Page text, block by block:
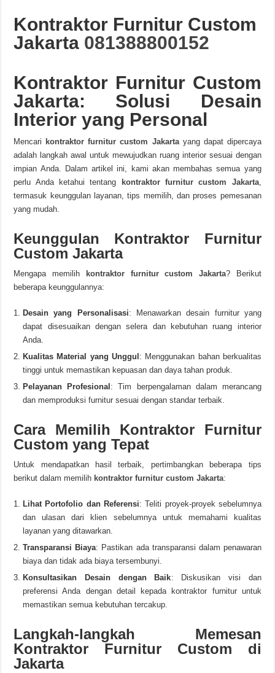
Kontraktor Furnitur Custom
Jakarta 081388800152
Kontraktor Furnitur Custom
Jakarta: Solusi Desain
Interior yang Personal
Mencari kontraktor furnitur custom Jakartayang dapat dipercaya
adalah langkah awal untuk mewujudkan ruang interior sesuai dengan
impian Anda. Dalam artikel ini, kami akan membahas semua yang
perlu Anda ketahui tentang
kontraktor furnitur custom Jakarta,
termasuk keunggulan layanan, tips memilih, dan proses pemesanan
yang mudah.
Keunggulan Kontraktor Furnitur
Custom Jakarta
Mengapa memilih kontraktor furnitur custom Jakarta? Berikut
beberapa keunggulannya:
Desain yang Personalisasi: Menawarkan desain furnitur yang
dapat disesuaikan dengan selera dan kebutuhan ruang interior
Anda.
Kualitas Material yang Unggul : Menggunakan bahan berkualitas
tinggi untuk memastikan kepuasan dan daya tahan produk.
Pelayanan Profesional : Tim berpengalaman dalam merancang
dan memproduksi furnitur sesuai dengan standar terbaik.
Cara Memilih Kontraktor Furnitur
Custom yang Tepat
Untuk mendapatkan hasil terbaik, pertimbangkan beberapa tips
berikut dalam memilih kontraktor furnitur custom Jakarta:
Lihat Portofolio dan Referensi: Teliti proyek-proyek sebelumnya
dan ulasan dari klien sebelumnya untuk memahami kualitas
layanan yang ditawarkan.
Transparansi Biaya: Pastikan ada transparansi dalam penawaran
biaya dan tidak ada biaya tersembunyi.
Konsultasikan Desain dengan Baik: Diskusikan visi dan
preferensi Anda dengan detail kepada kontraktor furnitur untuk
memastikan semua kebutuhan tercakup.
Langkah-langkah Memesan
Kontraktor Furnitur Custom di
Jakarta